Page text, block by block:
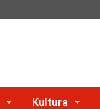
Kultura